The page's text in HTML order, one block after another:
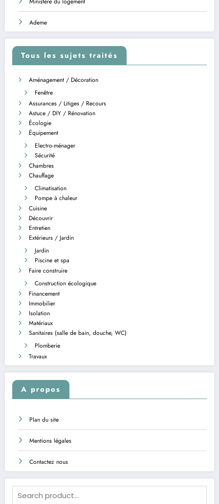
Ademe
Tous les sujets traités
Aménagement / Décoration
Fenêtre
Assurances / Litiges / Recours
Astuce / DIY / Rénovation
Écologie
Équipement
Electro-ménager
Sécurité
Chambres
Chauffage
Climatisation
Pompe à chaleur
Cuisine
Découvrir
Entretien
Extérieurs / Jardin
Jardin
Piscine et spa
Faire construire
Construction écologique
Financement
Immobilier
Isolation
Matériaux
Sanitaires (salle de bain, douche, WC)
Plomberie
Travaux
A propos
Plan du site
Mentions légales
Contactez nous